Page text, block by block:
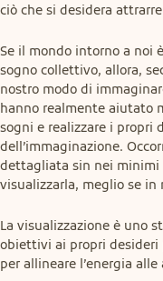
ciò che si desidera
Se il mondo intorno a noi
sogno collettivo, allora,
nostro modo di
hanno realmente aiutato
sogni e realizzare i propri
dell’immaginazione.
dettagliata sin nei
visualizzarla, meglio se in
La visualizzazione è uno
obiettivi ai propri
per allineare l’energia alle